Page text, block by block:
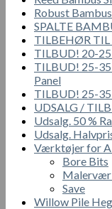
Robust
SPALTE
TILBEHØR TIL
TILBUD! 20-25
TILBUD! 25-35
Panel
TILBUD! 25-35
UDSALG /
Udsalg. 50 %
Udsalg.
Værktøjer for
Bore Bits
Save
Willow Pile